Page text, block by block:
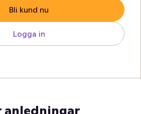
Bli kund nu
Logga in
anledningar